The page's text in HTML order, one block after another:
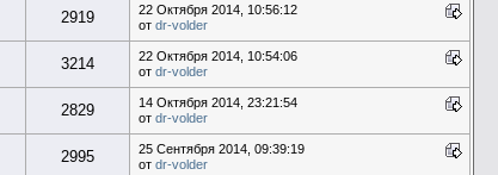
2919
22 Октября 2014, 10:56:12
от dr-volder
3214
22 Октября 2014, 10:54:06
от dr-volder
2829
14 Октября 2014, 23:21:54
от dr-volder
2995
25 Сентября 2014, 09:39:19
от dr-volder